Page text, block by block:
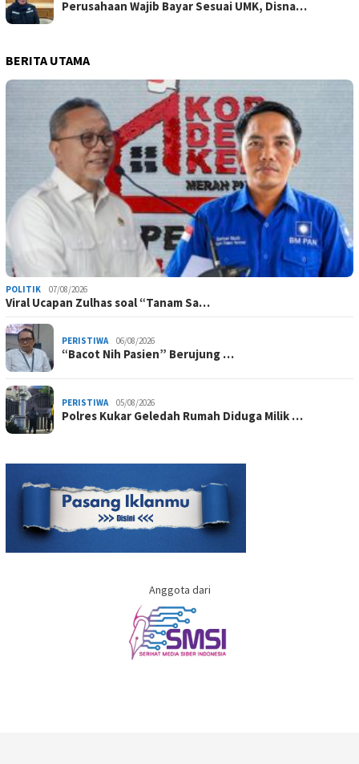
Perusahaan Wajib Bayar Sesuai UMK, Disna…
BERITA UTAMA
POLITIK 07/08/2026
Viral Ucapan Zulhas soal “Tanam Sa…
PERISTIWA 06/08/2026
“Bacot Nih Pasien” Berujung …
PERISTIWA 05/08/2026
Polres Kukar Geledah Rumah Diduga Milik …
Anggota dari